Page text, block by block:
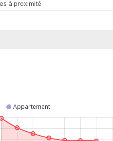
à proximité
Appartement